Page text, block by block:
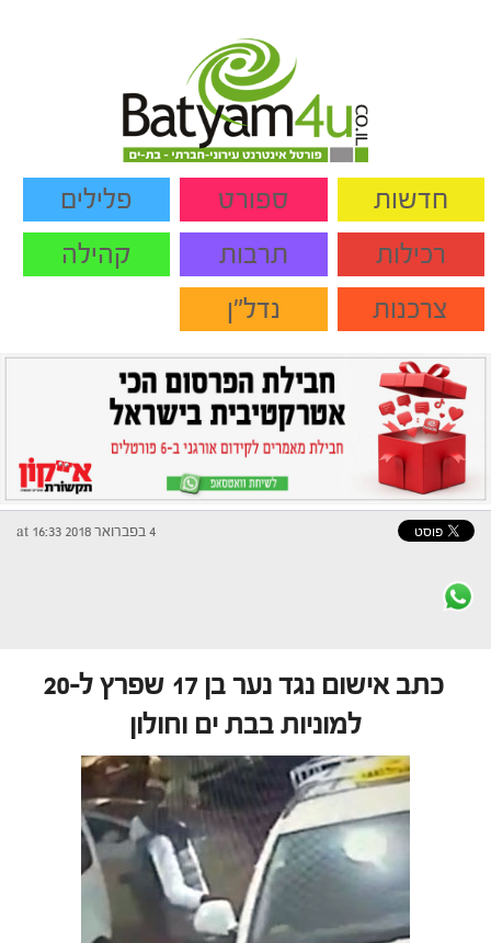
חדשות ספורט
פלילים
רכילות
תרבות
קהילה
צרכנות
נדל"ן
4 בפברואר 2018 at 16:33
כתב אישום נגד נער בן 17 שפרץ ל-20
למוניות בבת ים וחולון